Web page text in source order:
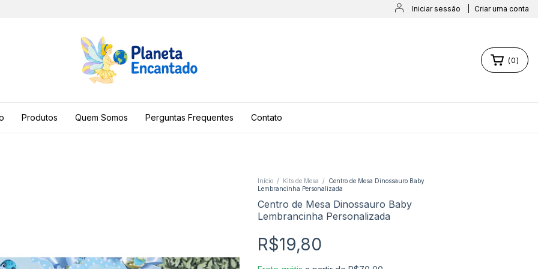
Iniciar sessão Criar uma conta
(0)
Produtos Quem Somos Perguntas Frequentes Contato
Início / Kits de Mesa /
Centro de Mesa Dinossauro Baby
Lembrancinha Personalizada
Centro de Mesa Dinossauro Baby
Lembrancinha Personalizada
R$19,80